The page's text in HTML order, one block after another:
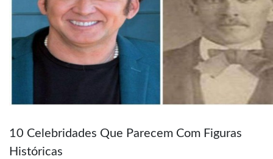
10 Celebridades Que Parecem Com Figuras
Históricas